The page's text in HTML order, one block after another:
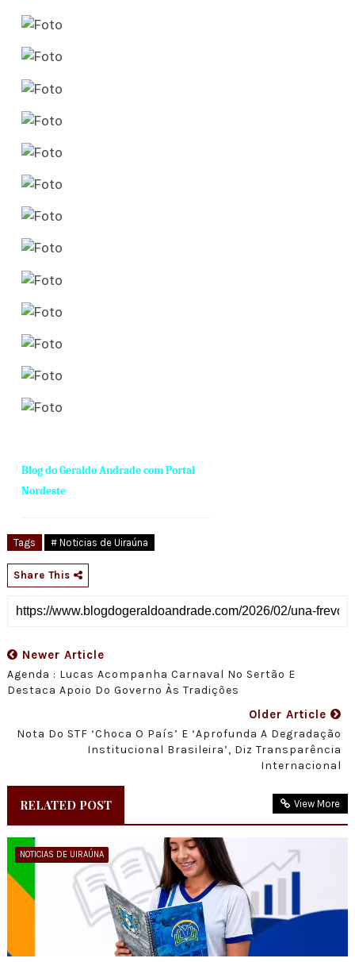
Blog do Geraldo Andrade com Portal
Nordeste
Tags # Noticias de Uiraúna
Share This
Newer Article
Agenda : Lucas Acompanha Carnaval No Sertão E
Destaca Apoio Do Governo Às Tradições
Older Article
Nota Do STF ‘choca O País’ E ‘aprofunda A Degradação
Institucional Brasileira’, Diz Transparência
Internacional
RELATED POST View More
NOTICIAS DE UIRAÚNA